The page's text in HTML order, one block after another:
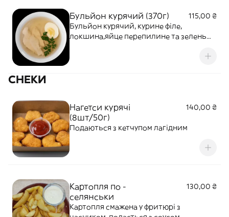
Бульйон курячий (370г)
115,00 ₴
Бульйон курячий, курине філе,
локшина,яйце перепилине та зелень
СНЕКИ
Нагетси курячі
(8шт/50г)
140,00 ₴
Подаються з кетчупом лагідним
Картопля по -
селянськи
130,00 ₴
Картопля смажена у фритюрі з